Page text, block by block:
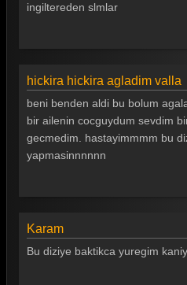
ingiltereden slmlar
hickira hickira agladim valla
beni benden aldi bu bolum
bir ailenin cocguydum sevdim
gecmedim. hastayimmmm bu
yapmasinnnnnn
Karam
Bu diziye baktikca yuregim